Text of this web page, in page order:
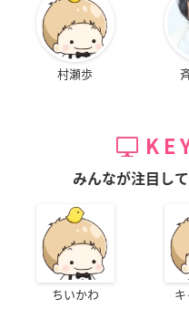
村瀬歩
みんなが注目し
ちいかわ